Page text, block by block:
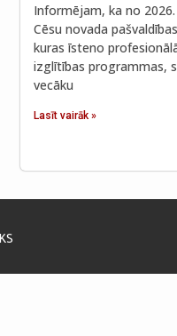
Informējam, ka no
Cēsu novada
kuras īsteno
izglītības programmas,
vecāku
Lasīt vairāk »